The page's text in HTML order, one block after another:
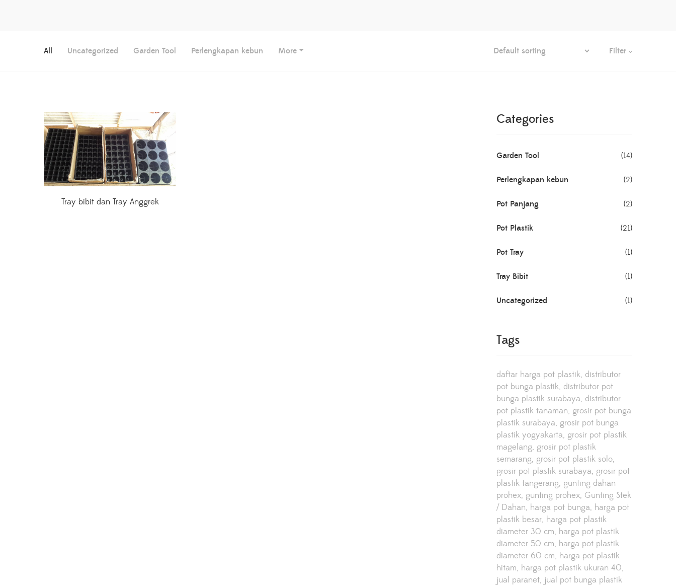
All Uncategorized Garden Tool Perlengkapan kebun More Filter
Tray bibit dan Tray Anggrek
Categories
Garden Tool (14)
Perlengkapan kebun (2)
Pot Panjang (2)
Pot Plastik (21)
Pot Tray (1)
Tray Bibit (1)
Uncategorized (1)
Tags
daftar harga pot plastik distributor
pot bunga plastik distributor pot
bunga plastik surabaya distributor
pot plastik tanaman grosir pot bunga
plastik surabaya grosir pot bunga
plastik yogyakarta grosir pot plastik
magelang grosir pot plastik
semarang grosir pot plastik solo
grosir pot plastik surabaya grosir pot
plastik tangerang gunting dahan
prohex gunting prohex Gunting Stek
/ Dahan harga pot bunga harga pot
plastik besar harga pot plastik
diameter 30 cm harga pot plastik
diameter 50 cm harga pot plastik
diameter 60 cm harga pot plastik
hitam harga pot plastik ukuran 40
jual paranet jual pot bunga plastik